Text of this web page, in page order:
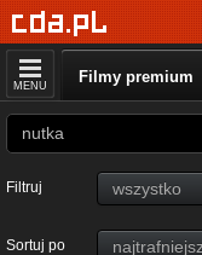
MENU Filmy premium
Filtruj
Sortuj po